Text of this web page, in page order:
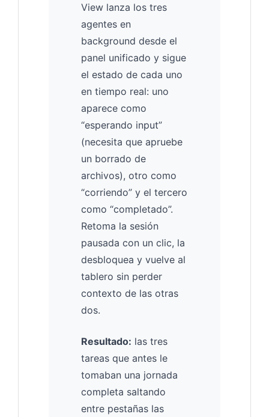
View lanza los tres
agentes en
background desde el
panel unificado y sigue
el estado de cada uno
en tiempo real: uno
aparece como
“esperando input”
(necesita que apruebe
un borrado de
archivos), otro como
“corriendo” y el tercero
como “completado”.
Retoma la sesión
pausada con un clic, la
desbloquea y vuelve al
tablero sin perder
contexto de las otras
dos.
Resultado: las tres
tareas que antes le
tomaban una jornada
completa saltando
entre pestañas las